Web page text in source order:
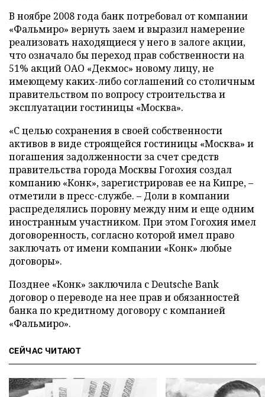
В ноябре 2008 года банк потребовал от компании
«Фальмиро» вернуть заем и выразил намерение
реализовать находящиеся у него в залоге акции,
что означало бы переход прав собственности на
51% акций ОАО «Декмос» новому лицу, не
имеющему каких-либо соглашений со столичным
правительством по вопросу строительства и
эксплуатации гостиницы «Москва».
«С целью сохранения в своей собственности
активов в виде строящейся гостиницы «Москва» и
погашения задолженности за счет средств
правительства города Москвы Гогохия создал
компанию «Конк», зарегистрировав ее на Кипре, –
отметили в пресс-службе. – Доли в компании
распределялись поровну между ним и еще одним
иностранным участником. При этом Гогохия имел
договоренность, согласно которой имел право
заключать от имени компании «Конк» любые
договоры».
Позднее «Конк» заключила с Deutsche Bank
договор о переводе на нее прав и обязанностей
банка по кредитному договору с компанией
«Фальмиро».
СЕЙЧАС ЧИТАЮТ